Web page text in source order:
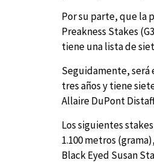
Por su parte, que la
Preakness Stakes
tiene una lista de
Seguidamente, será
tres años y tiene
Allaire DuPont
Los siguientes
1.100 metros
Black Eyed Susan